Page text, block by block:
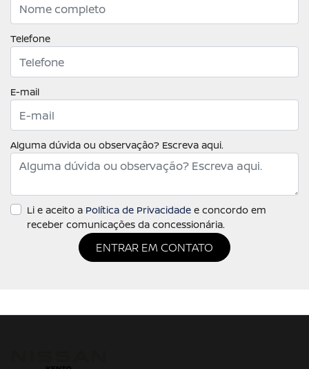
Telefone
E-mail
Alguma dúvida ou observação? Escreva aqui.
Li e aceito a Política de Privacidade e concordo em
receber comunicações da concessionária.
ENTRAR EM CONTATO